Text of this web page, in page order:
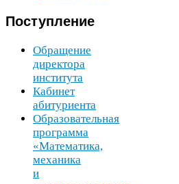
Поступление
Обращение
директора
института
Кабинет
абитуриента
Образовательная
программа
«Математика,
механика
и